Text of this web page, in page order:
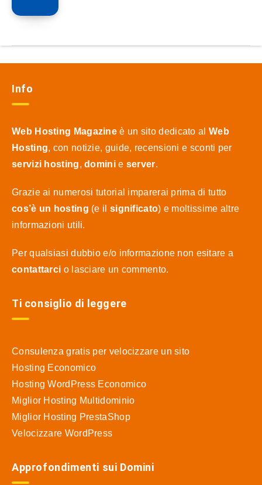
Info
Web Hosting Magazine è un sito dedicato al Web
Hosting, con notizie, guide, recensioni e sconti per
servizi hosting,dominie server.
Grazie ai numerosi tutorial imparerai prima di tutto
cos’è un hosting (e il significato) e moltissime altre
informazioni utili.
Per qualsiasi dubbio e/o informazione non esitare a
contattarci o lasciare un commento.
Ti consiglio di leggere
Consulenza gratis per velocizzare un sito
Hosting Economico
Hosting WordPress Economico
Miglior Hosting Multidominio
Miglior Hosting PrestaShop
Velocizzare WordPress
Approfondimenti sui Domini